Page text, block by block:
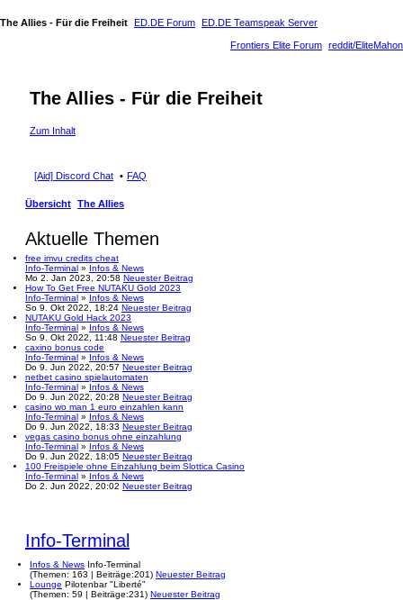
The Allies - Für die Freiheit ED.DE Forum ED.DE Teamspeak Server
reddit/EliteMahon
Frontiers Elite Forum
The Allies - Für die Freiheit
Zum Inhalt
[Aid] Discord Chat FAQ
Übersicht The Allies
Aktuelle Themen
free imvu credits cheat
Info-Terminal » Infos & News
Mo 2. Jan 2023, 20:58 Neuester Beitrag
How To Get Free NUTAKU Gold 2023
Info-Terminal » Infos & News
So 9. Okt 2022, 18:24 Neuester Beitrag
NUTAKU Gold Hack 2023
Info-Terminal » Infos & News
So 9. Okt 2022, 11:48 Neuester Beitrag
caxino bonus code
Info-Terminal » Infos & News
Do 9. Jun 2022, 20:57 Neuester Beitrag
netbet casino spielautomaten
Info-Terminal » Infos & News
Do 9. Jun 2022, 20:28 Neuester Beitrag
casino wo man 1 euro einzahlen kann
Info-Terminal » Infos & News
Do 9. Jun 2022, 18:33 Neuester Beitrag
vegas casino bonus ohne einzahlung
Info-Terminal » Infos & News
Do 9. Jun 2022, 18:05 Neuester Beitrag
100 Freispiele ohne Einzahlung beim Slottica Casino
Info-Terminal » Infos & News
Do 2. Jun 2022, 20:02 Neuester Beitrag
Info-Terminal
Infos & News Info-Terminal
(Themen: 163 | Beiträge:201) Neuester Beitrag
Lounge Pilotenbar "Liberté"
(Themen: 59 | Beiträge:231) Neuester Beitrag